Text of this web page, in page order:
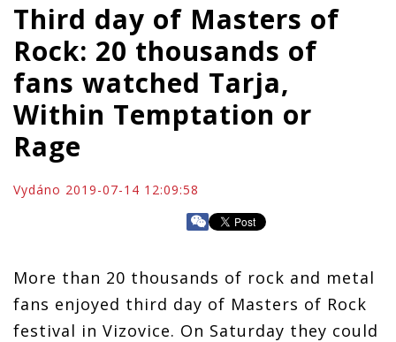
Third day of Masters of
Rock: 20 thousands of
fans watched Tarja,
Within Temptation or
Rage
Vydáno 2019-07-14 12:09:58
More than 20 thousands of rock and metal
fans enjoyed third day of Masters of Rock
festival in Vizovice. On Saturday they could